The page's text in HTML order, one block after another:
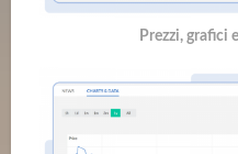
Prezzi, grafici